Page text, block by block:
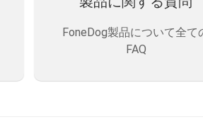
FoneDog製品について全て
FAQ